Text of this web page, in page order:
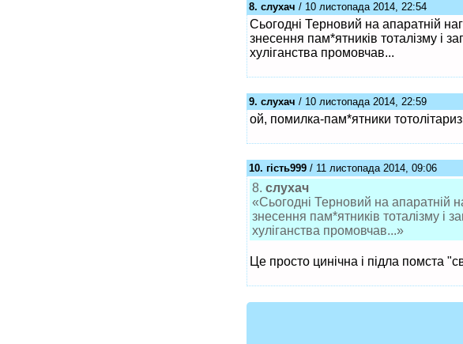
8. слухач / 10 листопада 2014, 22:54
Сьогодні Терновий на апаратній
знесення пам*ятників тоталізму і
хуліганства промовчав...
9. слухач / 10 листопада 2014, 22:59
ой, помилка-пам*ятники
10. гість999 / 11 листопада 2014, 09:06
8. слухач
«Сьогодні Терновий на апаратній
знесення пам*ятників тоталізму і
хуліганства промовчав...»
Це просто цинічна і підла помста